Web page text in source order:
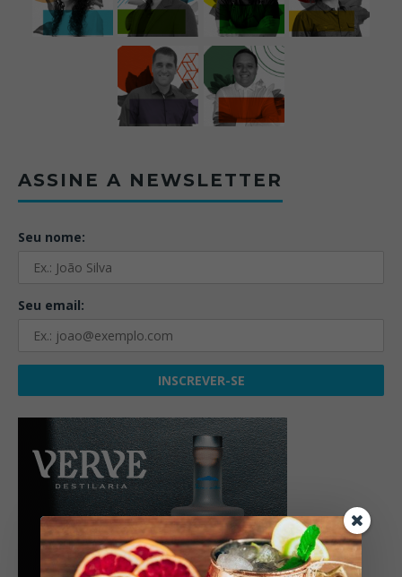
ASSINE A NEWSLETTER
Seu nome:
Seu email: